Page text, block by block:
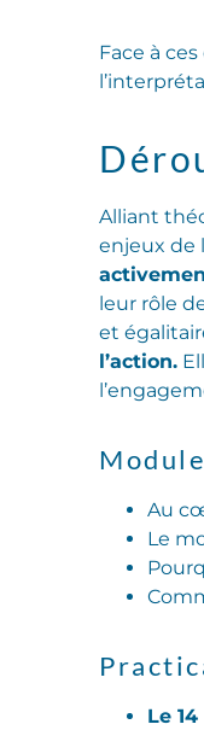
Face à
Alliant
enjeux de
leur rôle
et
l’action.
Au
Le
Le